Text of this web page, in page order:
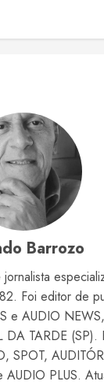
Barrozo
Foi editor de
e AUDIO
DA TARDE (SP).
SPOT,
AUDIO PLUS.